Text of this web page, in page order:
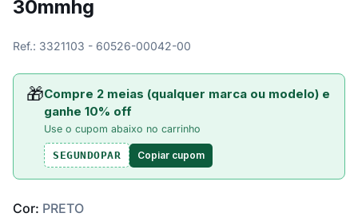
30mmhg
Ref.: 3321103 - 60526-00042-00
🎁Compre 2 meias (qualquer marca ou modelo) e
ganhe 10% off
Use o cupom abaixo no carrinho
SEGUNDOPAR Copiar cupom
Cor: PRETO